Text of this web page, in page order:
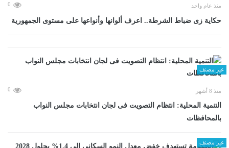
منذ عام واحد 0
حكاية زى ضباط الشرطة.. اعرف ألوانها وأنواعها على مستوى الجمهورية
غير مصنف
منذ 8 أشهر 0
التنمية المحلية: انتظام التصويت فى لجان انتخابات مجلس النواب
بالمحافظات
غير مصنف